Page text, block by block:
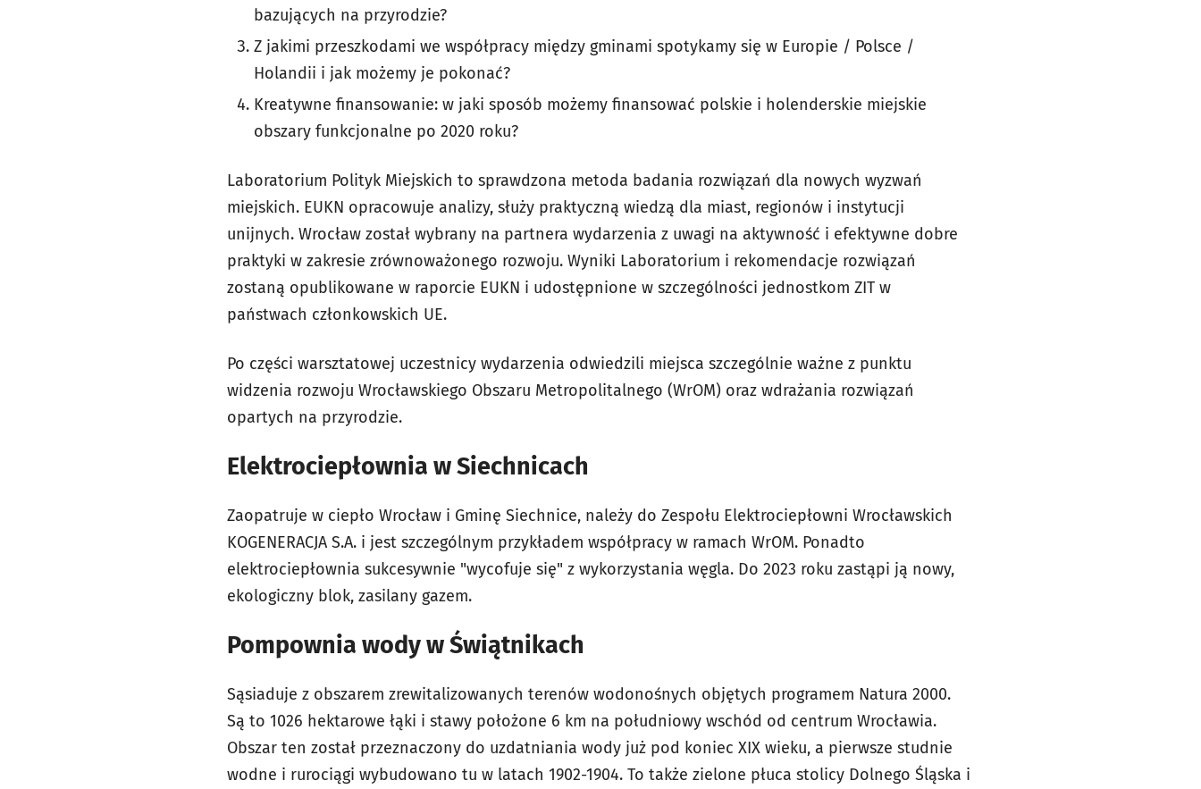
bazujących na przyrodzie?
Z jakimi przeszkodami we współpracy między gminami spotykamy się w Europie / Polsce /
Holandii i jak możemy je pokonać?
Kreatywne finansowanie: w jaki sposób możemy finansować polskie i holenderskie miejskie
obszary funkcjonalne po 2020 roku?
Laboratorium Polityk Miejskich to sprawdzona metoda badania rozwiązań dla nowych wyzwań
miejskich. EUKN opracowuje analizy, służy praktyczną wiedzą dla miast, regionów i instytucji
unijnych. Wrocław został wybrany na partnera wydarzenia z uwagi na aktywność i efektywne dobre
praktyki w zakresie zrównoważonego rozwoju. Wyniki Laboratorium i rekomendacje rozwiązań
zostaną opublikowane w raporcie EUKN i udostępnione w szczególności jednostkom ZIT w
państwach członkowskich UE.
Po części warsztatowej uczestnicy wydarzenia odwiedzili miejsca szczególnie ważne z punktu
widzenia rozwoju Wrocławskiego Obszaru Metropolitalnego (WrOM) oraz wdrażania rozwiązań
opartych na przyrodzie.
Elektrociepłownia w Siechnicach
Zaopatruje w ciepło Wrocław i Gminę Siechnice, należy do Zespołu Elektrociepłowni Wrocławskich
KOGENERACJA S.A. i jest szczególnym przykładem współpracy w ramach WrOM. Ponadto
elektrociepłownia sukcesywnie "wycofuje się" z wykorzystania węgla. Do 2023 roku zastąpi ją nowy,
ekologiczny blok, zasilany gazem.
Pompownia wody w Świątnikach
Sąsiaduje z obszarem zrewitalizowanych terenów wodonośnych objętych programem Natura 2000.
Są to 1026 hektarowe łąki i stawy położone 6 km na południowy wschód od centrum Wrocławia.
Obszar ten został przeznaczony do uzdatniania wody już pod koniec XIX wieku, a pierwsze studnie
wodne i rurociągi wybudowano tu w latach 1902-1904. To także zielone płuca stolicy Dolnego Śląska i